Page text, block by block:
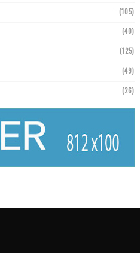
(105)
(40)
(125)
(49)
(26)